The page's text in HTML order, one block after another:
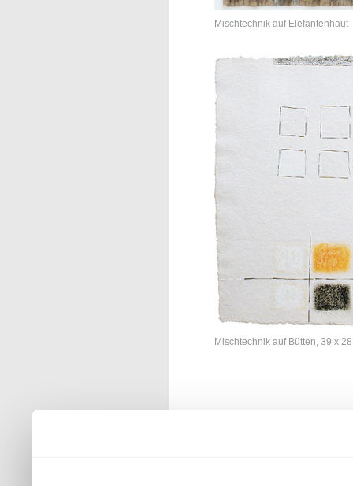
Mischtechnik auf Elefantenhaut
Mischtechnik auf Bütten, 39 x